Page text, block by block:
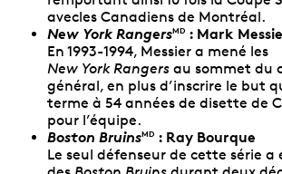
avecles Canadiens de Montréal.
New York RangersMD : Mark
En 1993-1994, Messier a mené les
New York Rangers au sommet du
général, en plus d’inscrire le but
terme à 54 années de disette de
pour l’équipe.
Boston BruinsMD : Ray Bourque
Le seul défenseur de cette série a